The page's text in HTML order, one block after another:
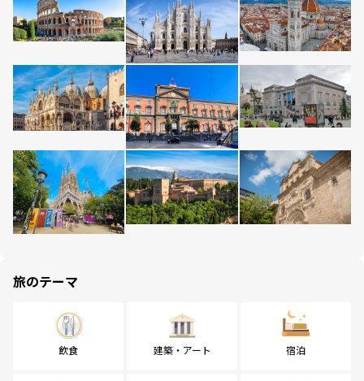
旅のテーマ
飲食 建築・アート 宿泊